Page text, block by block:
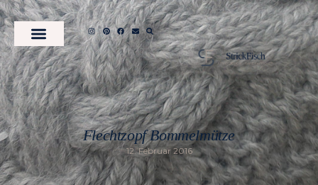
Flechtzopf Bommelmütze
12. Februar 2016